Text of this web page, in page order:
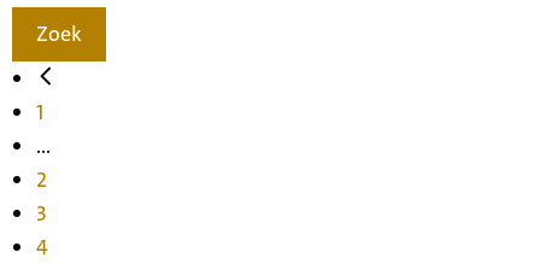
Zoek
1
...
2
3
4